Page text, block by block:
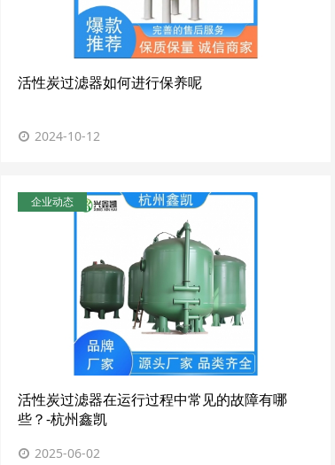
活性炭过滤器如何进行保养呢
2024-10-12
企业动态
活性炭过滤器在运行过程中常见的故障有哪
些？-杭州鑫凯
2025-06-02